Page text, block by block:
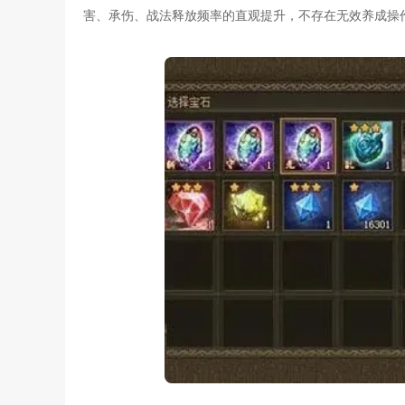
害、承伤、战法释放频率的直观提升，不存在无效养成操